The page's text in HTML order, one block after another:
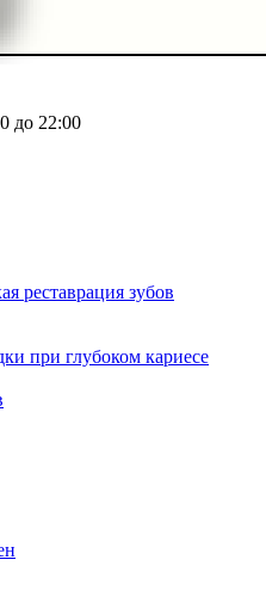
до 22:00
реставрация зубов
при глубоком кариесе